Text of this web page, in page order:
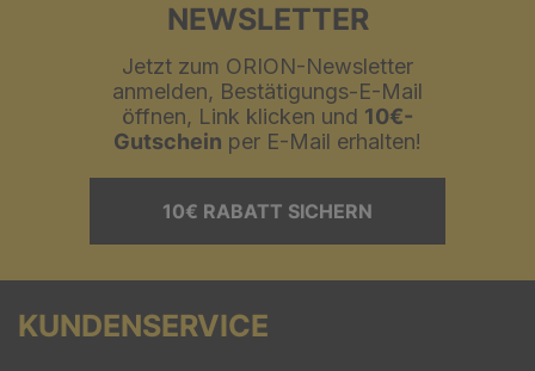
NEWSLETTER
Jetzt zum ORION-Newsletter
anmelden, Bestätigungs-E-Mail
öffnen, Link klicken und 10€-
Gutschein per E-Mail erhalten!
10€ RABATT SICHERN
KUNDENSERVICE